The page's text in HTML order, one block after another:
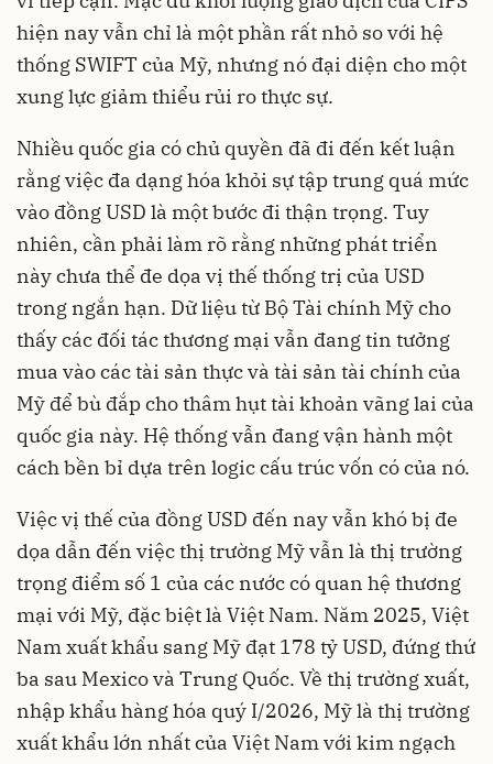
hiện nay vẫn chỉ là một phần rất nhỏ so với hệ
thống SWIFT của Mỹ, nhưng nó đại diện cho một
xung lực giảm thiểu rủi ro thực sự.
Nhiều quốc gia có chủ quyền đã đi đến kết luận
rằng việc đa dạng hóa khỏi sự tập trung quá mức
vào đồng USD là một bước đi thận trọng. Tuy
nhiên, cần phải làm rõ rằng những phát triển
này chưa thể đe dọa vị thế thống trị của USD
trong ngắn hạn. Dữ liệu từ Bộ Tài chính Mỹ cho
thấy các đối tác thương mại vẫn đang tin tưởng
mua vào các tài sản thực và tài sản tài chính của
Mỹ để bù đắp cho thâm hụt tài khoản vãng lai của
quốc gia này. Hệ thống vẫn đang vận hành một
cách bền bỉ dựa trên logic cấu trúc vốn có của nó.
Việc vị thế của đồng USD đến nay vẫn khó bị đe
dọa dẫn đến việc thị trường Mỹ vẫn là thị trường
trọng điểm số 1 của các nước có quan hệ thương
mại với Mỹ, đặc biệt là Việt Nam. Năm 2025, Việt
Nam xuất khẩu sang Mỹ đạt 178 tỷ USD, đứng thứ
ba sau Mexico và Trung Quốc. Về thị trường xuất,
nhập khẩu hàng hóa quý I/2026, Mỹ là thị trường
xuất khẩu lớn nhất của Việt Nam với kim ngạch